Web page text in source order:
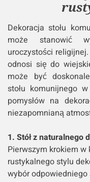
Dekoracja stołu
może stanowić
uroczystości
odnosi się do
może być
stołu komunijnego
pomysłów na
niezapomnianą
1. Stół z naturalnego
Pierwszym krokiem
rustykalnego stylu
wybór odpowiedniego